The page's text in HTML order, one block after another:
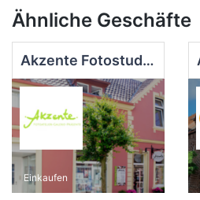
Ähnliche Geschäfte
Akzente Fotostudio - Galerie - Präsente
Einkaufen